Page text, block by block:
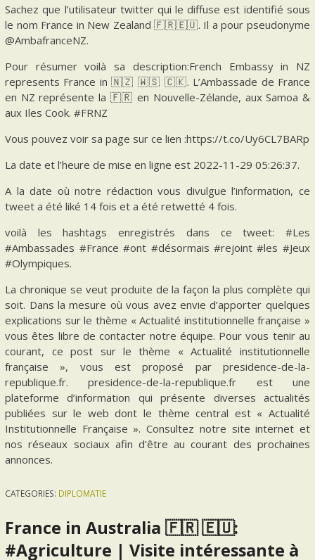
Sachez que l’utilisateur twitter qui le diffuse est identifié sous
le nom France in New Zealand 🇫🇷🇪🇺. Il a pour pseudonyme
@AmbafranceNZ.
Pour résumer voilà sa description:French Embassy in NZ
represents France in 🇳🇿 🇼🇸 🇨🇰. L’Ambassade de France
en NZ représente la 🇫🇷 en Nouvelle-Zélande, aux Samoa &
aux Iles Cook. #FRNZ
Vous pouvez voir sa page sur ce lien :https://t.co/Uy6CL7BARp
La date et l’heure de mise en ligne est 2022-11-29 05:26:37.
A la date où notre rédaction vous divulgue l’information, ce
tweet a été liké 14 fois et a été retwetté 4 fois.
voilà les hashtags enregistrés dans ce tweet: #Les
#Ambassades #France #ont #désormais #rejoint #les #Jeux
#Olympiques.
La chronique se veut produite de la façon la plus complète qui
soit. Dans la mesure où vous avez envie d’apporter quelques
explications sur le thème « Actualité institutionnelle française »
vous êtes libre de contacter notre équipe. Pour vous tenir au
courant, ce post sur le thème « Actualité institutionnelle
française », vous est proposé par presidence-de-la-
republique.fr. presidence-de-la-republique.fr est une
plateforme d’information qui présente diverses actualités
publiées sur le web dont le thème central est « Actualité
Institutionnelle Française ». Consultez notre site internet et
nos réseaux sociaux afin d’être au courant des prochaines
annonces.
CATEGORIES: DIPLOMATIE
France in Australia 🇫🇷 🇪🇺:
#Agriculture | Visite intéressante à